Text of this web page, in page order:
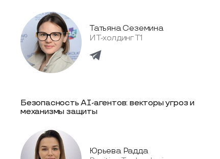
Татьяна Сеземина
ИТ-холдинг Т1
Безопасность AI-агентов: векторы угроз и
механизмы защиты
Юрьева Радда